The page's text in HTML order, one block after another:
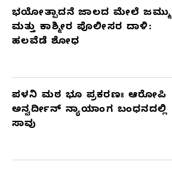
ಭಯೋತ್ಪಾದನೆ ಜಾಲದ ಮೇಲೆ ಜಮ್ಮು
ಮತ್ತು ಕಾಶ್ಮೀರ ಪೊಲೀಸರ ದಾಳಿ:
ಹಲವೆಡೆ ಶೋಧ
ಪಳನಿ ಮಠ ಭೂ ಪ್ರಕರಣಃ ಆರೋಪಿ
ಅನ್ವರ್ದೀನ್ ನ್ಯಾಯಾಂಗ ಬಂಧನದಲ್ಲಿ
ಸಾವು